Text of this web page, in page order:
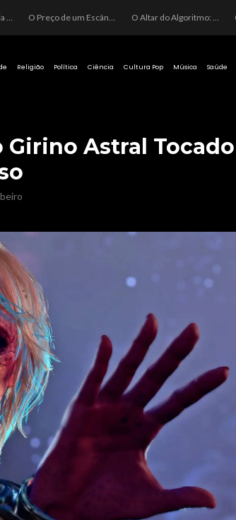
O Perigo da Ideologia Desenfreada na Justiça: Quando a Pauta Política Substitui a Pena Criminal O Preço de um Escândalo: A Discrepância Entre o “Filme de Bolsonaro” e a Realidade do Cinema Mundial O Altar do Algoritmo: A Carência Humana e a Fabricação de Heróis no Brasil
Religião Política Ciência Cultura Pop Música Saúde
Girino Astral Tocado